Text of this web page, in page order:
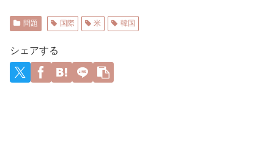
対策で“サ
イレント
2版のライ
バル、ま
Switch版
だったw
踊り”存続
の危機
対策で“サ
イレント
盆ダン
者、国際
連帯を呼
問題 国際 米 韓国
シェアする